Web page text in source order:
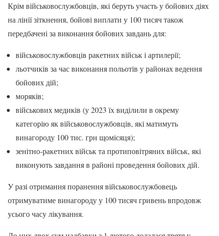
Крім військовослужбовців, які беруть участь у бойових діях
на лінії зіткнення, бойові виплати у 100 тисяч також
передбачені за виконання бойових завдань для:
військовослужбовців ракетних військ і артилерії;
льотчиків за час виконання польотів у районах ведення
бойових дій;
моряків;
військових медиків (у 2023 їх виділили в окрему
категорію як військовослужбовців, які матимуть
винагороду 100 тис. грн щомісяця);
зенітно-ракетних військ та протиповітряних військ, які
виконують завдання в районі проведення бойових дій.
У разі отримання поранення військовослужбовець
отримуватиме винагороду у 100 тисяч гривень впродовж
усього часу лікування.